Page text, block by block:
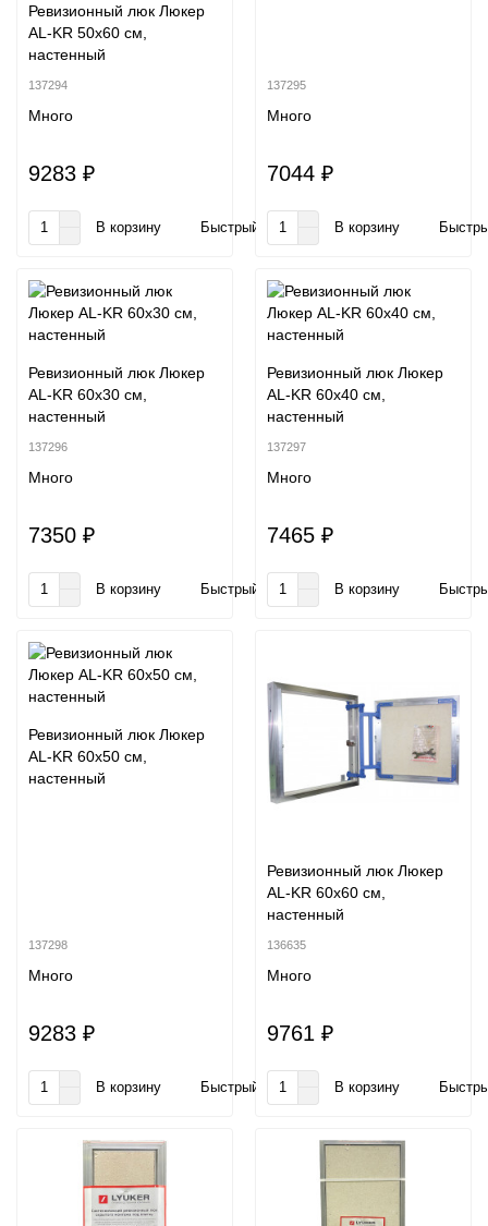
Ревизионный люк Люкер
AL-KR 50x60 см,
настенный
137294
Много
9283 ₽
В корзину Быстрый заказ
137295
Много
7044 ₽
В корзину
Ревизионный люк Люкер
AL-KR 60x30 см,
настенный
137296
Много
7350 ₽
В корзину Быстрый заказ
Ревизионный люк Люкер
AL-KR 60x40 см,
настенный
137297
Много
7465 ₽
В корзину
Ревизионный люк Люкер
AL-KR 60x50 см,
настенный
137298
Много
9283 ₽
В корзину Быстрый заказ
Ревизионный люк Люкер
AL-KR 60x60 см,
настенный
136635
Много
9761 ₽
В корзину